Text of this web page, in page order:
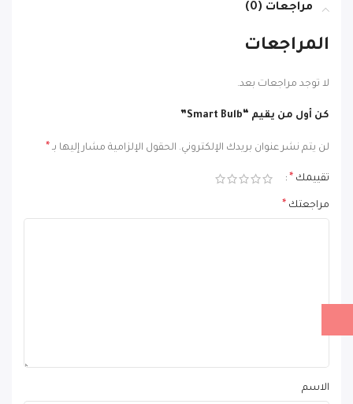
مراجعات (0)
المراجعات
لا توجد مراجعات بعد.
كن أول من يقيم “Smart Bulb”
لن يتم نشر عنوان بريدك الإلكتروني. الحقول الإلزامية مشار إليها بـ *
تقييمك *
مراجعتك *
الاسم